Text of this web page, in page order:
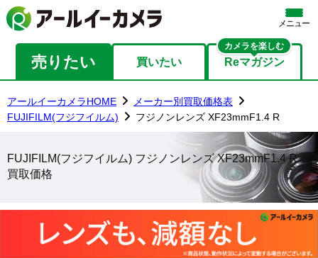
メニュー
売りたい 買いたい Reマガジン
カメラを楽しむ
アールイーカメラHOME
メーカー別買取価格表
FUJIFILM(フジフイルム)
フジノンレンズ XF23mmF1.4 R
FUJIFILM(フジフイルム) フジノンレンズ XF23mmF1.4 R
買取価格